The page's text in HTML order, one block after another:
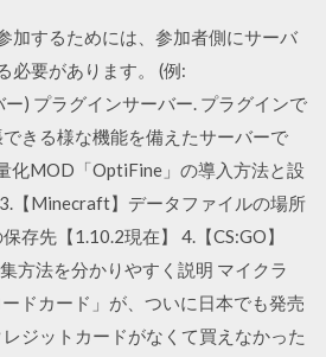
加するためには、参加者側にサーバ
必要があります。 (例:
) プラグインサーバー. プラグインで
きる様な機能を備えたサーバーで
化MOD「OptiFine」の導入方法と設
【Minecraft】データファイルの場所
存先【1.10.2現在】 4.【CS:GO】
方法を分かりやすく説明 マイクラ
ドカード」が、ついに日本でも発売
ジットカードがなくて買えなかった